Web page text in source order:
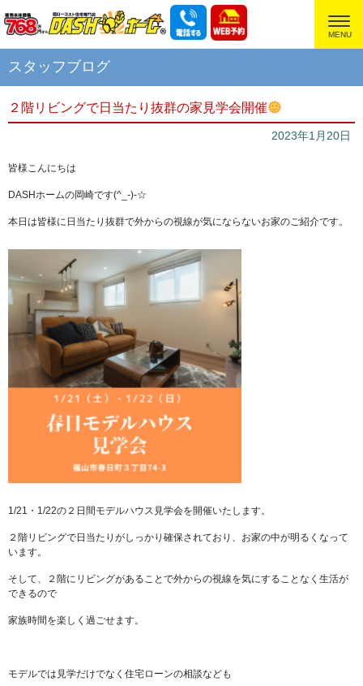
超ローコスト住宅専門店
スタッフブログ
２階リビングで日当たり抜群の家見学会開催
2023年1月20日
皆様こんにちは
DASHホームの岡崎です(^_-)-☆
本日は皆様に日当たり抜群で外からの視線が気にならないお家のご紹介です。
1/21・1/22の２日間モデルハウス見学会を開催いたします。
２階リビングで日当たりがしっかり確保されており、お家の中が明るくなって
います。
そして、２階にリビングがあることで外からの視線を気にすることなく生活が
できるので
家族時間を楽しく過ごせます。
モデルでは見学だけでなく住宅ローンの相談なども